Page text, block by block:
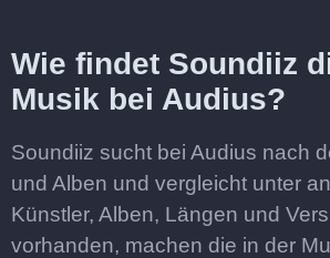
Wie findet Soundiiz
Musik bei Audius?
Soundiiz sucht bei Audius nach
und Alben und vergleicht unter
Künstler, Alben, Längen und
vorhanden, machen die in der